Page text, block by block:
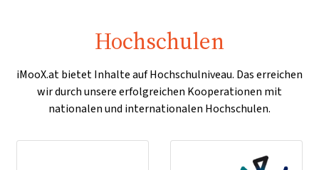
Hochschulen
iMooX.at bietet Inhalte auf Hochschulniveau. Das erreichen
wir durch unsere erfolgreichen Kooperationen mit
nationalen und internationalen Hochschulen.